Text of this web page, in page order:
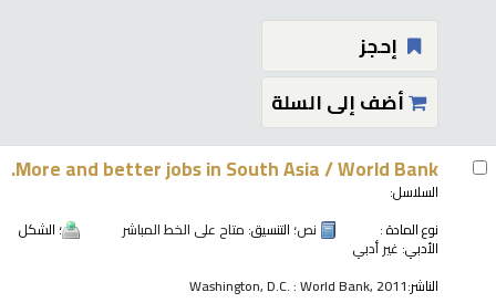
إحجز
أضف إلى السلة
More and better jobs in South Asia /World Bank.
السلاسل:
نوع المادة :
نص؛ التنسيق: متاح على الخط المباشر ؛ الشكل
الأدبي: غير أدبي
الناشر:Washington, D.C. : World Bank, 2011